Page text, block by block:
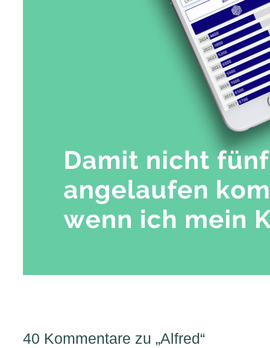
40 Kommentare zu „Alfred“